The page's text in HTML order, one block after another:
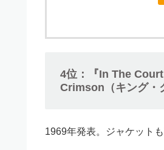
4位：『In The
Crimson（キング・
1969年発表。ジャケットも